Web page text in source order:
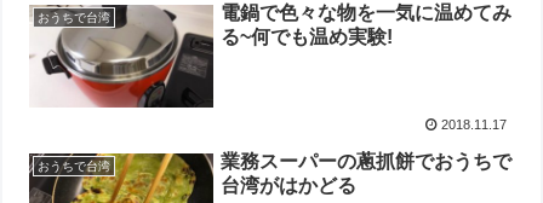
おうちで台湾
電鍋で色々な物を一気に温めてみ
る~何でも温め実験!
2018.11.17
おうちで台湾
業務スーパーの蔥抓餅でおうちで
台湾がはかどる